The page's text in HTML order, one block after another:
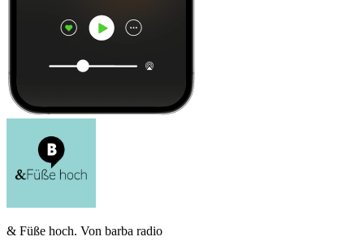
& Füße hoch. Von barba radio